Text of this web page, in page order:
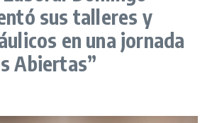
sus talleres y
en una jornada
Abiertas”